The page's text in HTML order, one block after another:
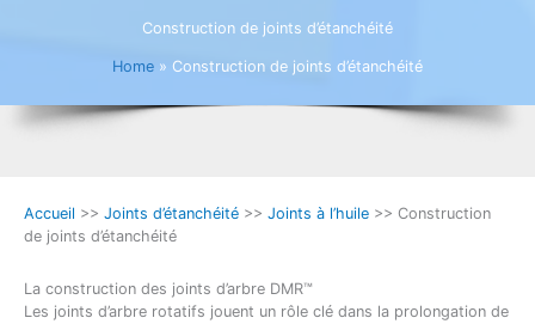
Construction de joints d’étanchéité
Home » Construction de joints d’étanchéité
Accueil >> Joints d’étanchéité >> Joints à l’huile >> Construction
de joints d’étanchéité
La construction des joints d’arbre DMR™
Les joints d’arbre rotatifs jouent un rôle clé dans la prolongation de